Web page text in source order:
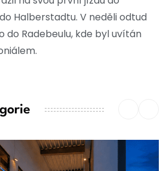
Halberstadtu. V neděli odtud
do Radebeulu, kde byl uvítán